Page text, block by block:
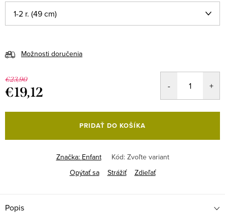
Možnosti doručenia
€23,90
€19,12
cena:
PRIDAŤ DO KOŠÍKA
Značka: Enfant Kód: Zvoľte variant
Opýtať sa
Strážiť Zdieľať
Popis